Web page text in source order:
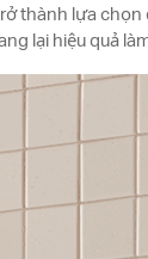
thành lựa
lại hiệu quả